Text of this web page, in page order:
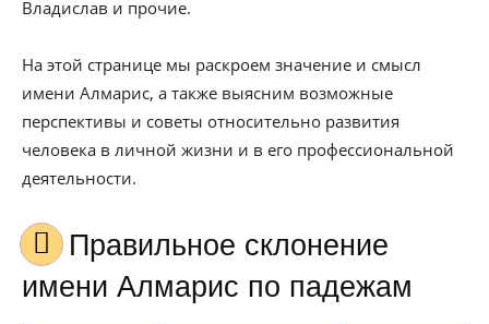
Владислав и прочие.
На этой странице мы раскроем значение и смысл
имени Алмарис, а также выясним возможные
перспективы и советы относительно развития
человека в личной жизни и в его профессиональной
деятельности.
Правильное склонение
имени Алмарис по падежам